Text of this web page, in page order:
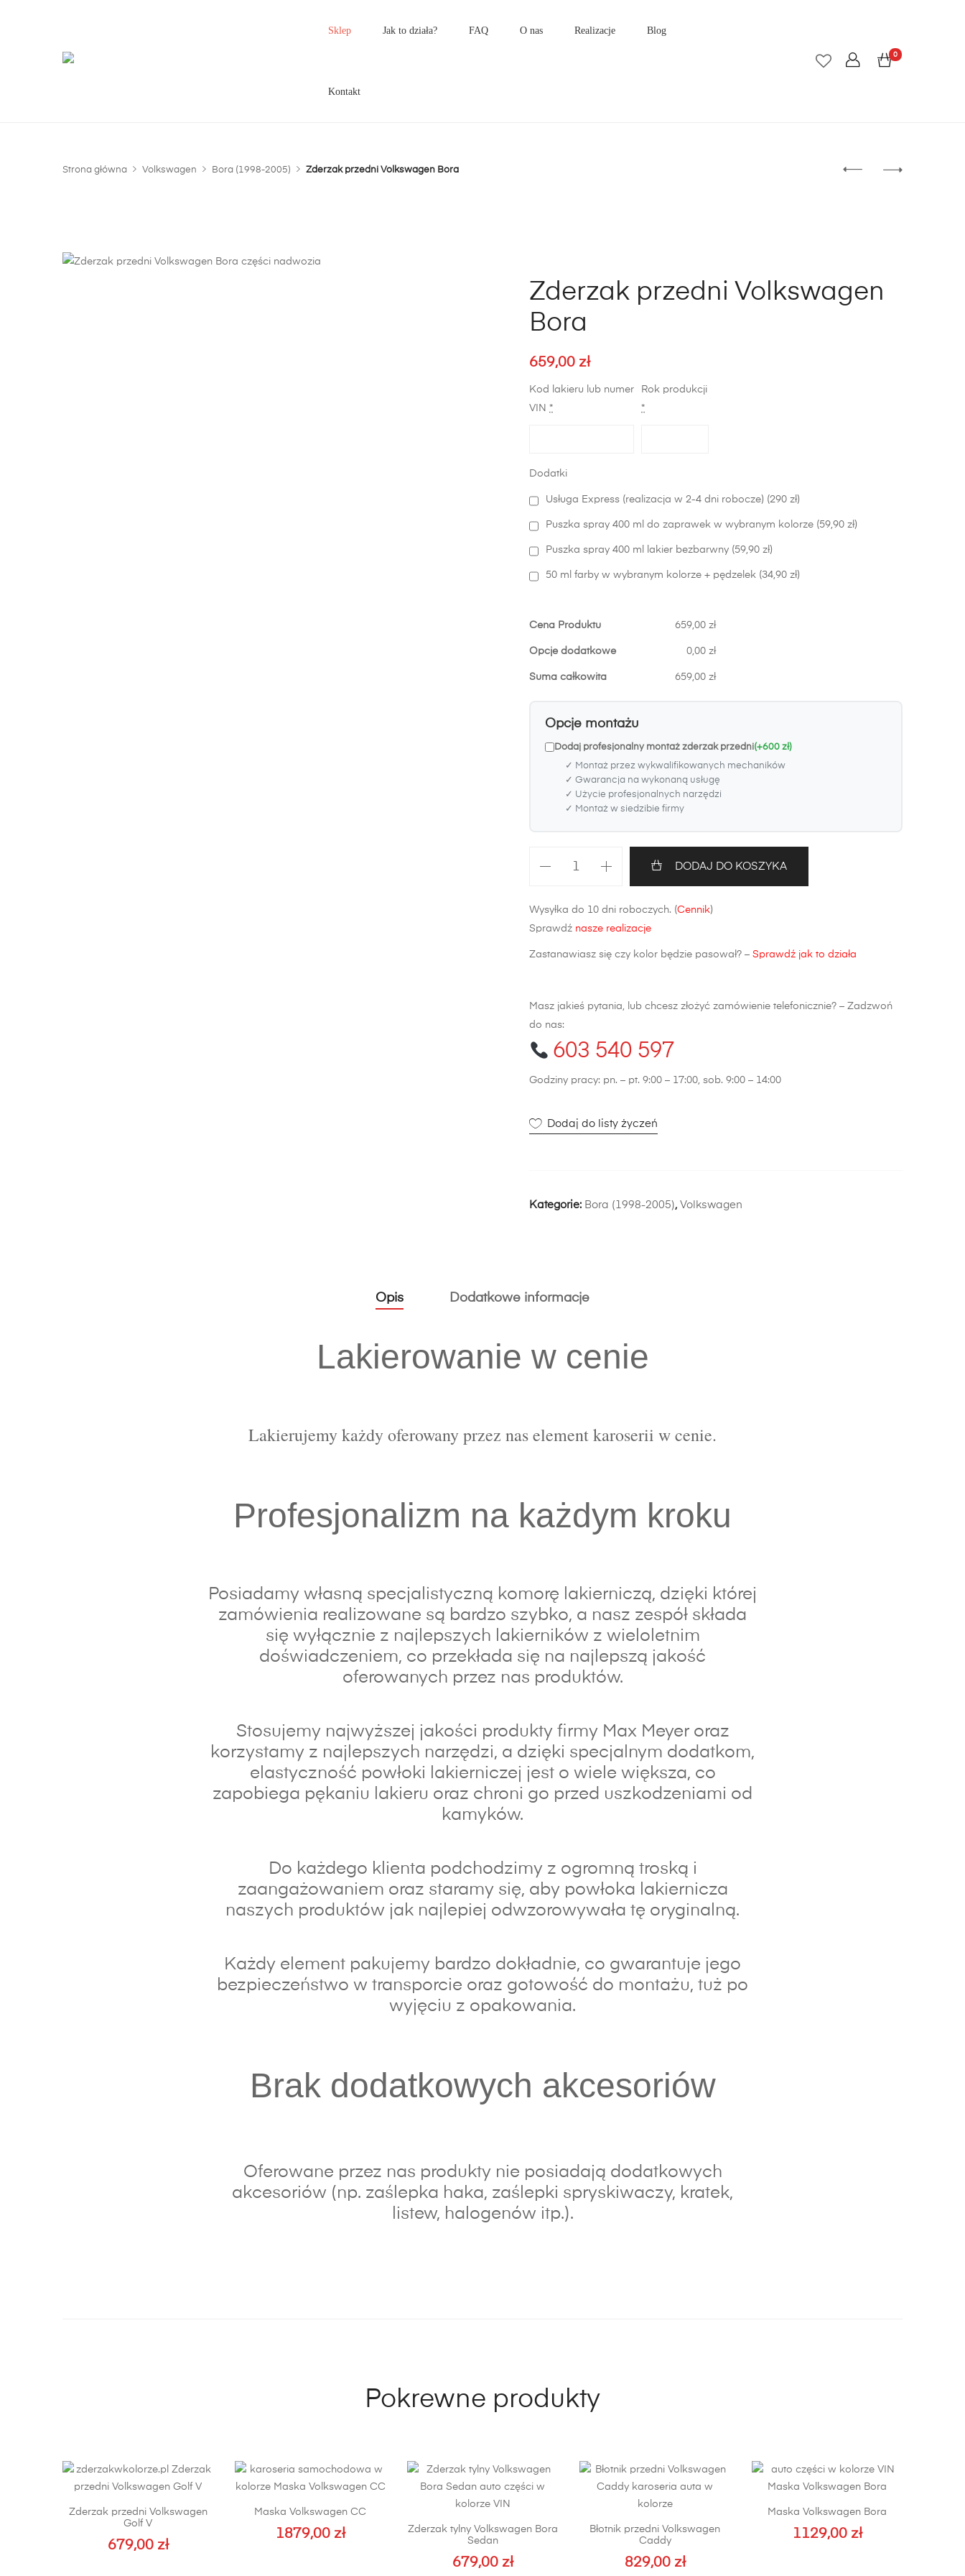
menuSklep Jak to działa? FAQ O nas Realizacje Blog
Kontakt
0
Strona główna Volkswagen Bora (1998-2005) Zderzak przedni Volkswagen Bora
Zderzak przedni Volkswagen
Bora
659,00 zł
Kod lakieru lub numer
VIN *
Rok produkcji
*
Dodatki
Usługa Express (realizacja w 2-4 dni robocze) (290 zł)
Puszka spray 400 ml do zaprawek w wybranym kolorze (59,90 zł)
Puszka spray 400 ml lakier bezbarwny (59,90 zł)
50 ml farby w wybranym kolorze + pędzelek (34,90 zł)
Cena Produktu 659,00 zł
Opcje dodatkowe 0,00 zł
Suma całkowita 659,00 zł
Opcje montażu
Dodaj profesjonalny montaż zderzak przedni(+600 zł)
✓ Montaż przez wykwalifikowanych mechaników
✓ Gwarancja na wykonaną usługę
✓ Użycie profesjonalnych narzędzi
✓ Montaż w siedzibie firmy
Volkswagen
Bora
DODAJ DO KOSZYKA
Wysyłka do 10 dni roboczych. (Cennik)
Sprawdź nasze realizacje
Zastanawiasz się czy kolor będzie pasował? – Sprawdź jak to działa
Masz jakieś pytania, lub chcesz złożyć zamówienie telefonicznie? – Zadzwoń
do nas:
603 540 597
Godziny pracy: pn. – pt. 9:00 – 17:00, sob. 9:00 – 14:00
Dodaj do listy życzeń
Kategorie: Bora (1998-2005), Volkswagen
Opis Dodatkowe informacje
Lakierowanie w cenie
Lakierujemy każdy oferowany przez nas element karoserii w cenie.
Profesjonalizm na każdym kroku
Posiadamy własną specjalistyczną komorę lakierniczą, dzięki której
zamówienia realizowane są bardzo szybko, a nasz zespół składa
się wyłącznie z najlepszych lakierników z wieloletnim
doświadczeniem, co przekłada się na najlepszą jakość
oferowanych przez nas produktów.
Stosujemy najwyższej jakości produkty firmy Max Meyer oraz
korzystamy z najlepszych narzędzi, a dzięki specjalnym dodatkom,
elastyczność powłoki lakierniczej jest o wiele większa, co
zapobiega pękaniu lakieru oraz chroni go przed uszkodzeniami od
kamyków.
Do każdego klienta podchodzimy z ogromną troską i
zaangażowaniem oraz staramy się, aby powłoka lakiernicza
naszych produktów jak najlepiej odwzorowywała tę oryginalną.
Każdy element pakujemy bardzo dokładnie, co gwarantuje jego
bezpieczeństwo w transporcie oraz gotowość do montażu, tuż po
wyjęciu z opakowania.
Brak dodatkowych akcesoriów
Oferowane przez nas produkty nie posiadają dodatkowych
akcesoriów (np. zaślepka haka, zaślepki spryskiwaczy, kratek,
listew, halogenów itp.).
Pokrewne produkty
Zderzak przedni Volkswagen
Golf V
679,00 zł
Maska Volkswagen CC
1879,00 zł
Zderzak tylny Volkswagen Bora
Sedan
679,00 zł
Błotnik przedni Volkswagen
Caddy
829,00 zł
Maska Volkswagen Bora
1129,00 zł